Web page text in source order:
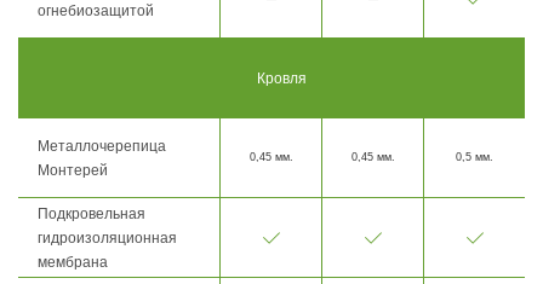
огнебиозащитой
Кровля
Металлочерепица
Монтерей
0,45 мм. 0,45 мм. 0,5 мм.
Подкровельная
гидроизоляционная
мембрана